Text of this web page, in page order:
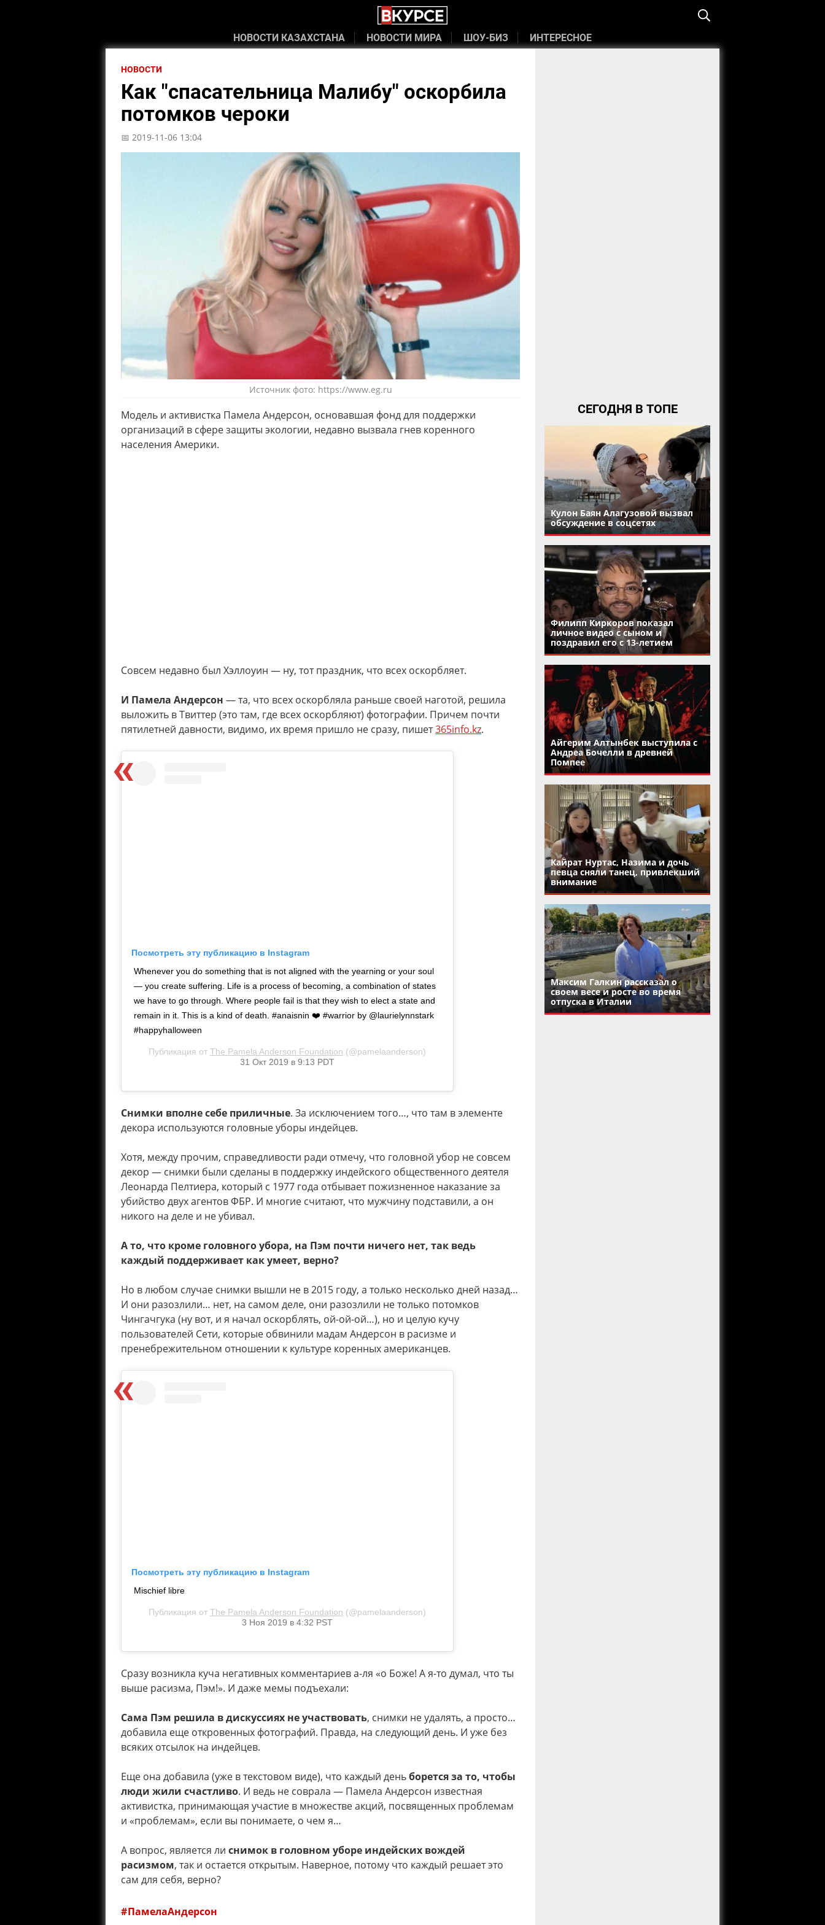
НОВОСТИ КАЗАХСТАНА НОВОСТИ МИРА ШОУ-БИЗ ИНТЕРЕСНОЕ
НОВОСТИ
Как "спасательница Малибу" оскорбила
потомков чероки
📅 2019-11-06 13:04
Источник фото: https://www.eg.ru
Модель и активистка Памела Андерсон, основавшая фонд для поддержки
организаций в сфере защиты экологии, недавно вызвала гнев коренного
населения Америки.
Совсем недавно был Хэллоуин — ну, тот праздник, что всех оскорбляет.
И Памела Андерсон — та, что всех оскорбляла раньше своей наготой, решила
выложить в Твиттер (это там, где всех оскорбляют) фотографии. Причем почти
пятилетней давности, видимо, их время пришло не сразу, пишет365info.kz.
Посмотреть эту публикацию в Instagram
Whenever you do something that is not aligned with the yearning or your soul
— you create suffering. Life is a process of becoming, a combination of states
we have to go through. Where people fail is that they wish to elect a state and
remain in it. This is a kind of death. #anaisnin ❤️ #warrior by @laurielynnstark
#happyhalloween
Публикация от The Pamela Anderson Foundation (@pamelaanderson)
31 Окт 2019 в 9:13 PDT
Снимки вполне себе приличные. За исключением того…, что там в элементе
декора используются головные уборы индейцев.
Хотя, между прочим, справедливости ради отмечу, что головной убор не совсем
декор — снимки были сделаны в поддержку индейского общественного деятеля
Леонарда Пелтиера, который с 1977 года отбывает пожизненное наказание за
убийство двух агентов ФБР. И многие считают, что мужчину подставили, а он
никого на деле и не убивал.
А то, что кроме головного убора, на Пэм почти ничего нет, так ведь
каждый поддерживает как умеет, верно?
Но в любом случае снимки вышли не в 2015 году, а только несколько дней назад…
И они разозлили… нет, на самом деле, они разозлили не только потомков
Чингачгука (ну вот, и я начал оскорблять, ой-ой-ой…), но и целую кучу
пользователей Сети, которые обвинили мадам Андерсон в расизме и
пренебрежительном отношении к культуре коренных американцев.
Посмотреть эту публикацию в Instagram
Mischief libre
Публикация от The Pamela Anderson Foundation (@pamelaanderson)
3 Ноя 2019 в 4:32 PST
Сразу возникла куча негативных комментариев а-ля «о Боже! А я-то думал, что ты
выше расизма, Пэм!». И даже мемы подъехали:
Сама Пэм решила в дискуссиях не участвовать, снимки не удалять, а просто…
добавила еще откровенных фотографий. Правда, на следующий день. И уже без
всяких отсылок на индейцев.
Еще она добавила (уже в текстовом виде), что каждый деньборется за то, чтобы
люди жили счастливо. И ведь не соврала — Памела Андерсон известная
активистка, принимающая участие в множестве акций, посвященных проблемам
и «проблемам», если вы понимаете, о чем я…
А вопрос, является ли снимок в головном уборе индейских вождей
расизмом, так и остается открытым. Наверное, потому что каждый решает это
сам для себя, верно?
ПамелаАндерсон
СЕГОДНЯ В ТОПЕ
Кулон Баян Алагузовой вызвал
обсуждение в соцсетях
Филипп Киркоров показал
личное видео с сыном и
поздравил его с 13-летием
Айгерим Алтынбек выступила с
Андреа Бочелли в древней
Помпее
Кайрат Нуртас, Назима и дочь
певца сняли танец, привлекший
внимание
Максим Галкин рассказал о
своем весе и росте во время
отпуска в Италии